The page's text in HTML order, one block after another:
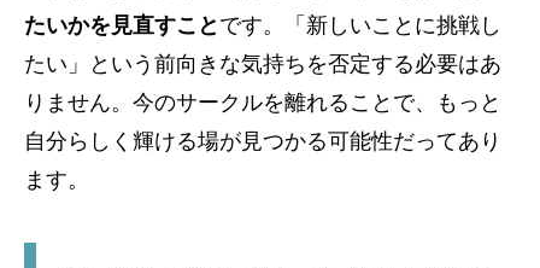
たいかを見直すこと です。「新しいことに挑戦し
たい」という前向きな気持ちを否定する必要はあ
りません。今のサークルを離れることで、もっと
自分らしく輝ける場が見つかる可能性だってあり
ます。